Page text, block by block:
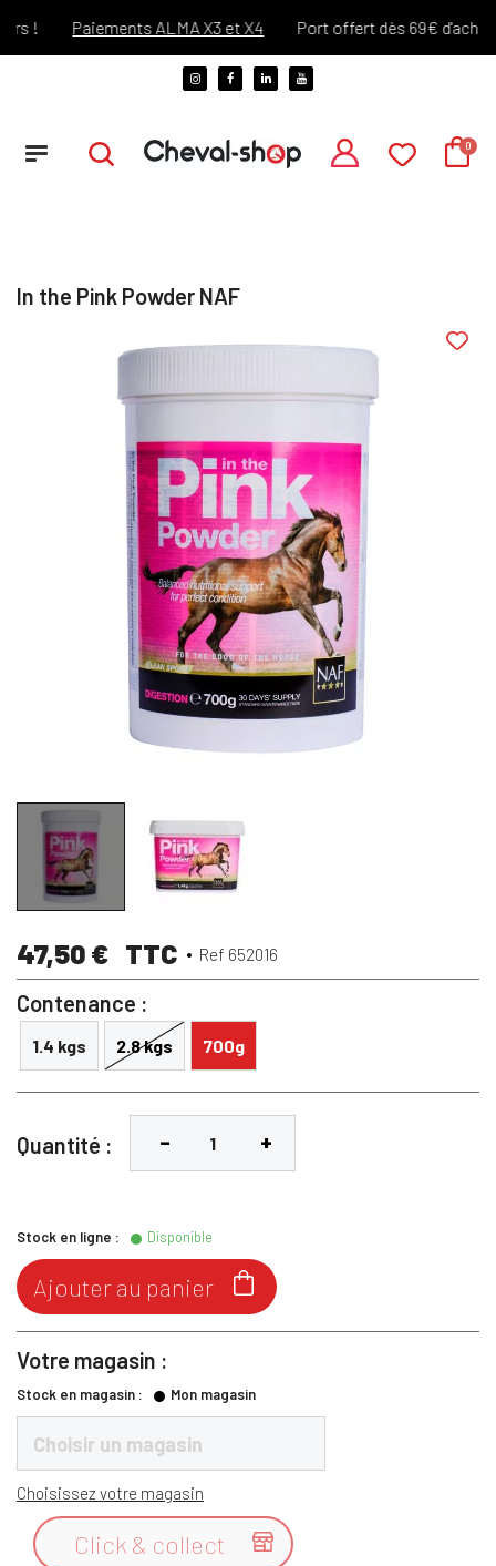
! Paiements ALMA X3 et X4 Port offert dès 69€ d'achats
In the Pink Powder NAF
47,50 € TTC Ref 652016
Contenance :
1.4 kgs 2.8 kgs 700g
Quantité :
Stock en ligne : Disponible

Ajouter au panier
Votre magasin :
Stock en magasin : Mon magasin
Choisir un magasin
Choisissez votre magasin

Click & collect